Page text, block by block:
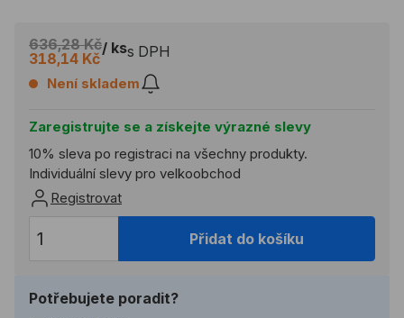
636,28 Kč
318,14 Kč
/ kss DPH
Není skladem
Zaregistrujte se a získejte výrazné slevy
10% sleva po registraci na všechny produkty.
Individuální slevy pro velkoobchod
Registrovat
Přidat do košíku
Potřebujete poradit?